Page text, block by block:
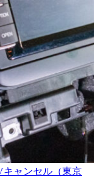
キャンセル（東京